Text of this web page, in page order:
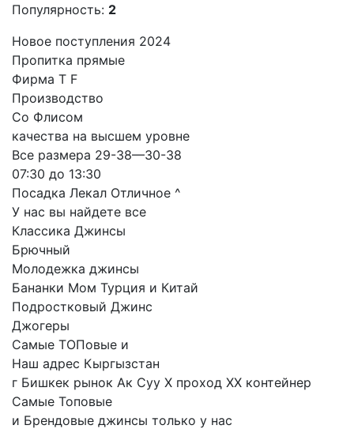
Популярность: 2
Новое поступления 2024
Пропитка прямые
Фирма T F
Производство
Со Флисом
качества на высшем уровне
Все размера 29-38—30-38
07:30 до 13:30
Посадка Лекал Отличное ^
У нас вы найдете все
Классика Джинсы
Брючный
Молодежка джинсы
Бананки Мом Турция и Китай
Подростковый Джинс
Джогеры
Самые ТОПовые и
Наш адрес Кыргызстан
г Бишкек рынок Ак Суу X проход XX контейнер
Самые Топовые
и Брендовые джинсы только у нас